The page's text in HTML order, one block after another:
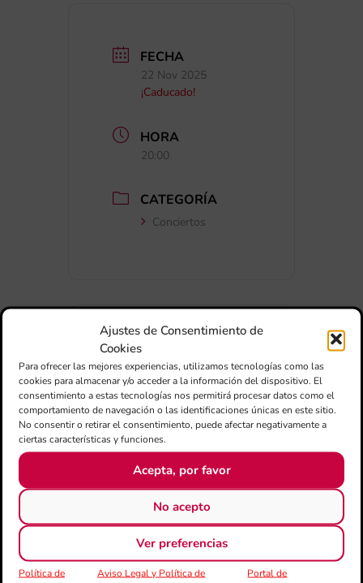
Ajustes de Consentimiento de
Cookies
Para ofrecer las mejores experiencias, utilizamos tecnologías como las
cookies para almacenar y/o acceder a la información del dispositivo. El
consentimiento a estas tecnologías nos permitirá procesar datos como el
comportamiento de navegación o las identificaciones únicas en este sitio.
No consentir o retirar el consentimiento, puede afectar negativamente a
ciertas características y funciones.
Acepta, por favor
No acepto
Ver preferencias
Política de
Aviso Legal y Política de
Portal de
FECHA
22 Nov 2025
¡Caducado!
HORA
20:00
CATEGORÍA
Conciertos
+ Añadir a Google Calendar
+ exportación iCal / Outlook
COMPARTIR ESTE EVENTO